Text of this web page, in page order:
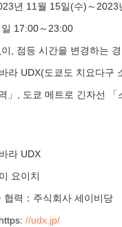
년 11월 15일(수)～
일 17:00～23:00
, 점등 시간을 변경하는
라 UDX(도쿄도 치요다구
」, 도쿄 메트로 긴자선 「
라 UDX
요이치
협력：주식회사 세이비당
//udx.jp/